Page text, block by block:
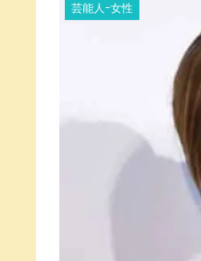
芸能人ｰ女性